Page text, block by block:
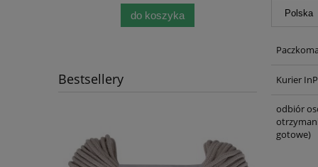
do koszyka
Bestsellery Kurier
odbiór
gotowe)